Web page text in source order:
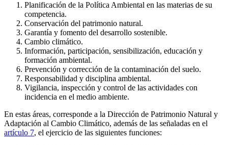
Planificación de la Política Ambiental en las materias de su
competencia.
Conservación del patrimonio natural.
Garantía y fomento del desarrollo sostenible.
Cambio climático.
Información, participación, sensibilización, educación y
formación ambiental.
Prevención y corrección de la contaminación del suelo.
Responsabilidad y disciplina ambiental.
Vigilancia, inspección y control de las actividades con
incidencia en el medio ambiente.
En estas áreas, corresponde a la Dirección de Patrimonio Natural y
Adaptación al Cambio Climático, además de las señaladas en el
artículo 7, el ejercicio de las siguientes funciones: